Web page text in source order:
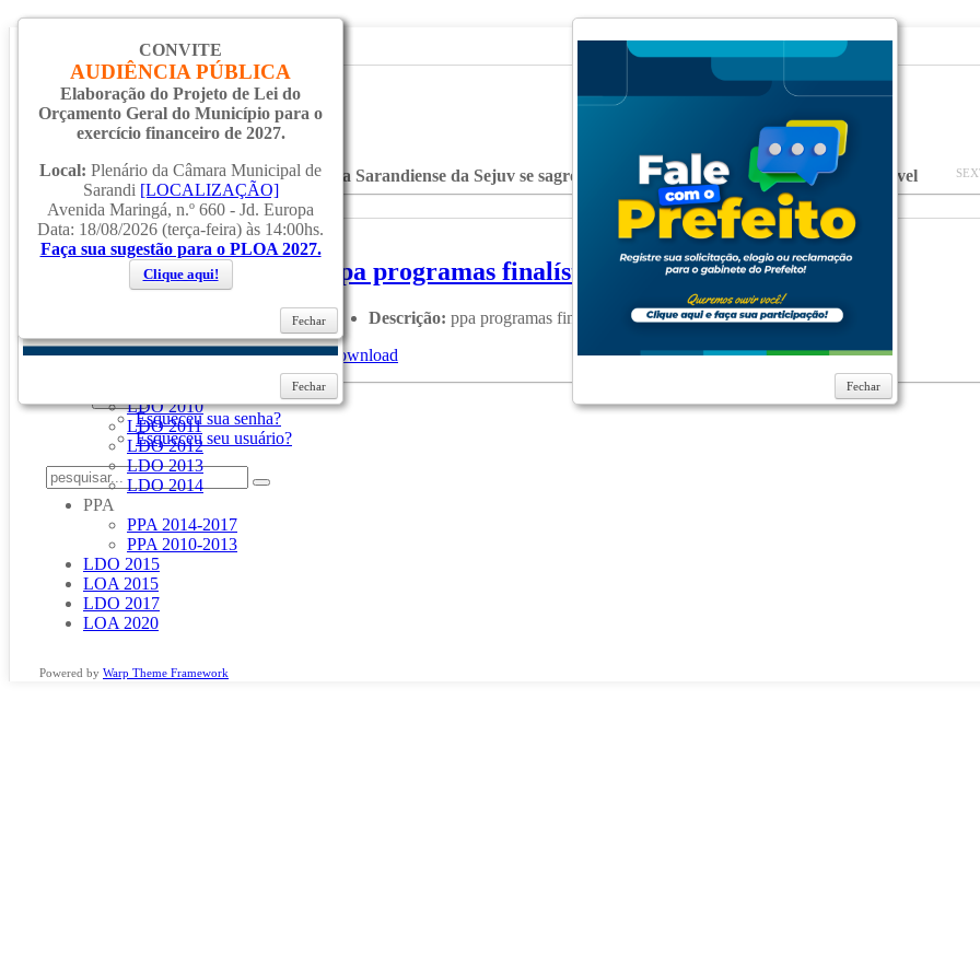
Inicial
Notícias
Secretarias
Cidade
Ouvidoria
WebMail
...
Esqueceu sua senha?
Esqueceu seu usuário?
Página PrincipalPPAPPA 2010-2013Atleta Sarandiense da Sejuv se sagrou Campeão da 1ª Meia Maratona de Cascavel
ppa programas finalísticos.consolidado
Descrição: ppa programas finalísticos.consolidado
Download
InstrumentosOrçamentários
LOA 2010
LOA 2013
LDO 2010
LDO 2011
LDO 2012
LDO 2013
LDO 2014
PPA
PPA 2014-2017
PPA 2010-2013
LDO 2015
LOA 2015
LDO 2017
LOA 2020
Powered by Warp Theme Framework
Fechar
CONVITE
AUDIÊNCIA PÚBLICA
Elaboração do Projeto de Lei do
Orçamento Geral do Município para o
exercício financeiro de 2027.
Local: Plenário da Câmara Municipal de
Sarandi [LOCALIZAÇÃO]
Avenida Maringá, n.º 660 - Jd. Europa
Data: 18/08/2026 (terça-feira) às 14:00hs.
Faça sua sugestão para o PLOA 2027.
Clique aqui!
Fechar
Fechar